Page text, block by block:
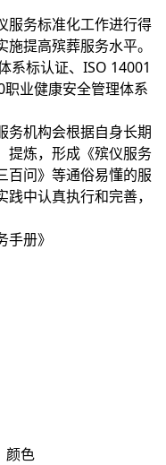
服务标准化工作进行得
提高殡葬服务水平。
系标认证、ISO 14001
业健康安全管理体系
务机构会根据自身长期
提炼，形成《殡仪服务
百问》等通俗易懂的服
中认真执行和完善，
册》
颜色